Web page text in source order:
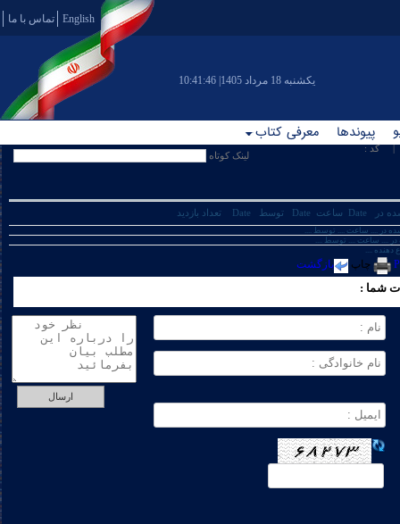
English تماس با ما
10:41:46 |يکشنبه 18 مرداد 1405
پیوندها معرفی کتاب
کد :
لینک کوتاه
در Date ساعت Date توسط Date تعداد بازدید
در .... ساعت .... توسط ....
در .... ساعت .... توسط ....
دهنده ....
چاپ بازگشت
شما :